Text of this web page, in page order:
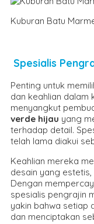
Kuburan Batu
Spesialis
Penting untuk
dan keahlian dalam
menyangkut
verde hijau yang
terhadap detail.
telah lama diakui
Keahlian mereka
desain yang
Dengan
spesialis pengrajin
yakin bahwa setiap
dan menciptakan